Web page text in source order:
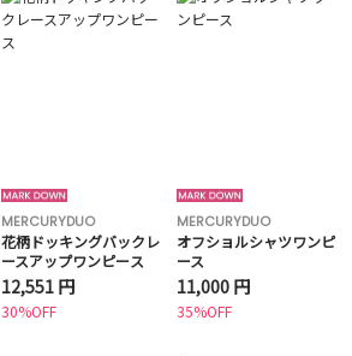
MERCURYDUO
花柄ドッキングバックレ
ースアップワンピース
12,551 円
30%OFF
MERCURYDUO
オフショルシャツワンピ
ース
11,000 円
35%OFF